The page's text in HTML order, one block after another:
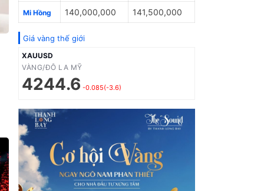
Mi Hồng 140,000,000 141,500,000
Giá vàng thế giới
XAUUSD
VÀNG/ĐÔ LA MỸ
4244.6 -0.085(-3.6)